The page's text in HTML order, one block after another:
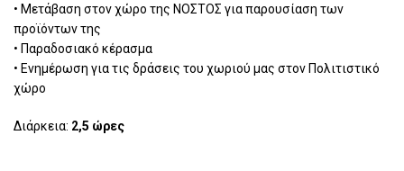
• Μετάβαση στον χώρο της ΝΟΣΤΟΣ για παρουσίαση των
προϊόντων της
• Παραδοσιακό κέρασμα
• Ενημέρωση για τις δράσεις του χωριού μας στον Πολιτιστικό
χώρο
Διάρκεια: 2,5 ώρες